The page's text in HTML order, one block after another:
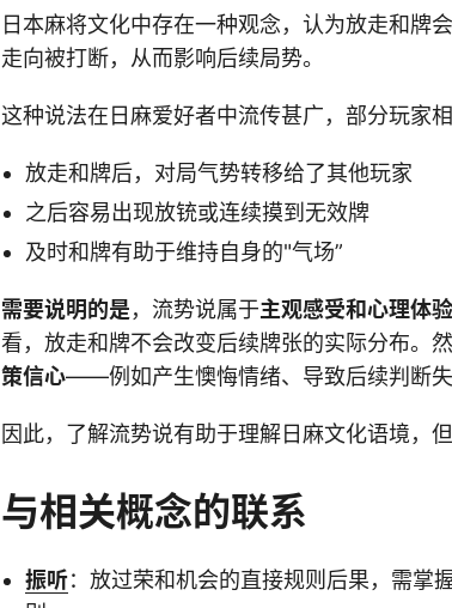
日本麻将文化中存在一种观念，认为放走和牌
走向被打断，从而影响后续局势。
这种说法在日麻爱好者中流传甚广，部分玩家相
放走和牌后，对局气势转移给了其他玩家
之后容易出现放铳或连续摸到无效牌
及时和牌有助于维持自身的"气场”
需要说明的是，流势说属于主观感受和心理体验
看，放走和牌不会改变后续牌张的实际分布。
策信心——例如产生懊悔情绪、导致后续判断
因此，了解流势说有助于理解日麻文化语境，
与相关概念的联系
振听：放过荣和机会的直接规则后果，需掌